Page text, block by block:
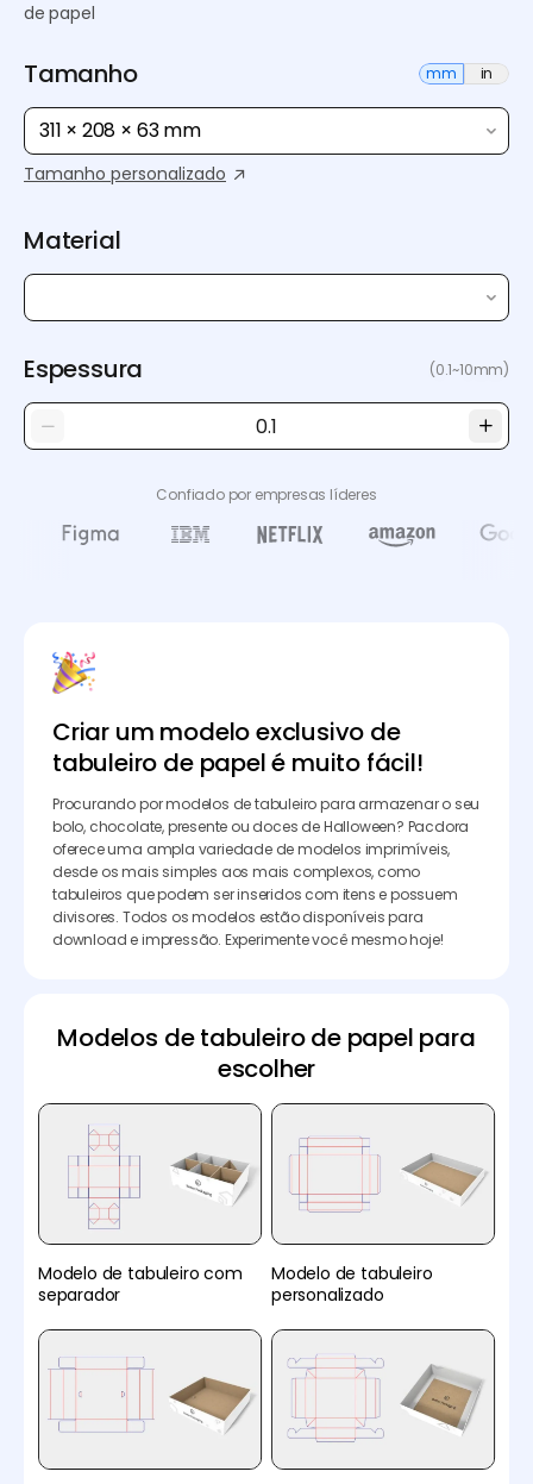
de papel
Tamanho mm in
311 × 208 × 63 mm
Tamanho personalizado
Material
Espessura (0.1~10mm)
Confiado por empresas líderes
Criar um modelo exclusivo de
tabuleiro de papel é muito fácil!
Procurando por modelos de tabuleiro para armazenar o seu
bolo, chocolate, presente ou doces de Halloween? Pacdora
oferece uma ampla variedade de modelos imprimíveis,
desde os mais simples aos mais complexos, como
tabuleiros que podem ser inseridos com itens e possuem
divisores. Todos os modelos estão disponíveis para
download e impressão. Experimente você mesmo hoje!
Modelos de tabuleiro de papel para
escolher
Modelo de tabuleiro com
separador
Modelo de tabuleiro
personalizado